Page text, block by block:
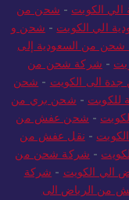
الكويت - شحن من
الي الكويت - شحن و
من السعودية إلى
- شركة شحن من
الى الكويت - شحن
للكويت - شحن بري من
- شحن عفش من
- نقل عفش من
- شركة شحن من
الي الكويت - شركة
من الرياض الى